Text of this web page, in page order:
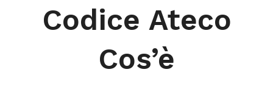
REGIME FORFETTARIO
Codice Ateco
Cos’è